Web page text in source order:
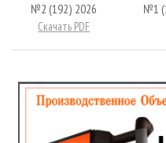
№2 (192) 2026
Скачать PDF
№1